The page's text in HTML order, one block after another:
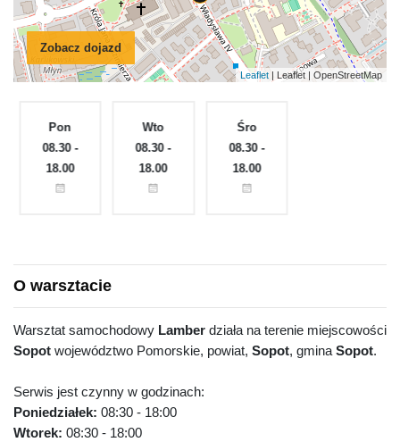
Zobacz dojazd
Leaflet | Leaflet | OpenStreetMap
Pon
08.30 -
18.00
Wto
08.30 -
18.00
Śro
08.30 -
18.00
O warsztacie
Warsztat samochodowy Lamber działa na terenie miejscowości
Sopot województwo Pomorskie, powiat, Sopot, gmina Sopot.
Serwis jest czynny w godzinach:
Poniedziałek: 08:30 - 18:00
Wtorek: 08:30 - 18:00